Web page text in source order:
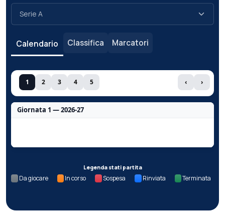
Calendario Classifica Marcatori
1 2 3 4 5 ‹ ›
Giornata 1 — 2026-27
Legenda stati partita
Da giocare In corso Sospesa Rinviata Terminata